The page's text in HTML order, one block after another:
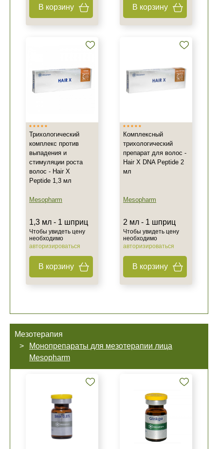
В корзину В корзину
Трихологический
комплекс против
выпадения и
стимуляции роста
волос - Hair X
Peptide 1,3 мл
Mesopharm
1,3 мл - 1 шприц
Чтобы увидеть цену
необходимо
авторизироваться
В корзину
Комплексный
трихологический
препарат для волос -
Hair X DNA Peptide 2
мл
Mesopharm
2 мл - 1 шприц
Чтобы увидеть цену
необходимо
авторизироваться
В корзину
Мезотерапия
Монопрепараты для мезотерапии лица
Mesopharm